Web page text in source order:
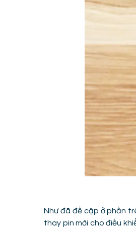
Như đã đề cập ở phần
thay pin mới cho điều